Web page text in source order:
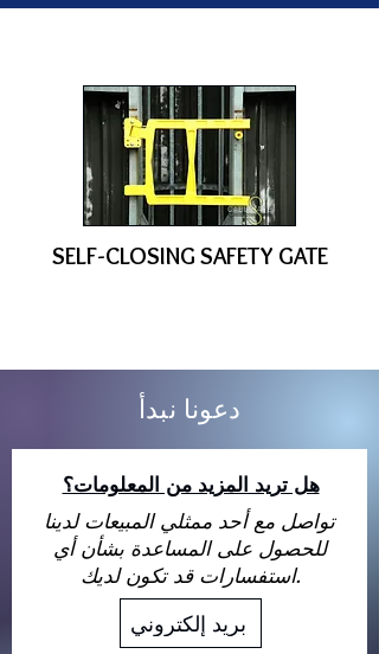
SELF-CLOSING SAFETY GATE
دعونا نبدأ
هل تريد المزيد من المعلومات؟
تواصل مع أحد ممثلي المبيعات لدينا
للحصول على المساعدة بشأن أي
استفسارات قد تكون لديك.
بريد إلكتروني